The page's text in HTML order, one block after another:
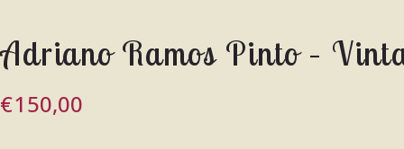
Adriano Ramos Pinto –
€150,00